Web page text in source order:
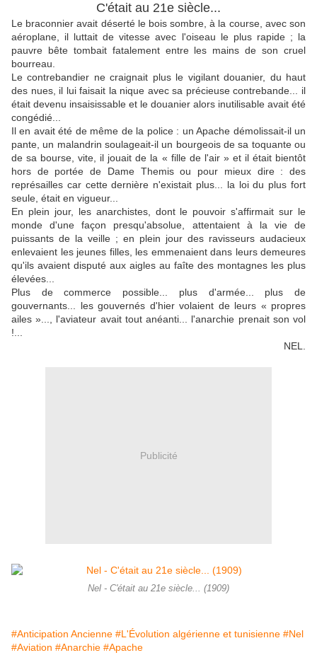
C'était au 21e siècle...
Le braconnier avait déserté le bois sombre, à la course, avec son
aéroplane, il luttait de vitesse avec l'oiseau le plus rapide ; la
pauvre bête tombait fatalement entre les mains de son cruel
bourreau.
Le contrebandier ne craignait plus le vigilant douanier, du haut
des nues, il lui faisait la nique avec sa précieuse contrebande... il
était devenu insaisissable et le douanier alors inutilisable avait été
congédié...
Il en avait été de même de la police : un Apache démolissait-il un
pante, un malandrin soulageait-il un bourgeois de sa toquante ou
de sa bourse, vite, il jouait de la « fille de l'air » et il était bientôt
hors de portée de Dame Themis ou pour mieux dire : des
représailles car cette dernière n'existait plus... la loi du plus fort
seule, était en vigueur...
En plein jour, les anarchistes, dont le pouvoir s'affirmait sur le
monde d'une façon presqu'absolue, attentaient à la vie de
puissants de la veille ; en plein jour des ravisseurs audacieux
enlevaient les jeunes filles, les emmenaient dans leurs demeures
qu'ils avaient disputé aux aigles au faîte des montagnes les plus
élevées...
Plus de commerce possible... plus d'armée... plus de
gouvernants... les gouvernés d'hier volaient de leurs « propres
ailes »..., l'aviateur avait tout anéanti... l'anarchie prenait son vol
!...
NEL.
Publicité
Nel - C'était au 21e siècle... (1909)
#Anticipation Ancienne #L'Évolution algérienne et tunisienne #Nel
#Aviation #Anarchie #Apache